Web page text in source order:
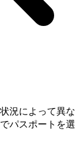
況によって異な
パスポートを選